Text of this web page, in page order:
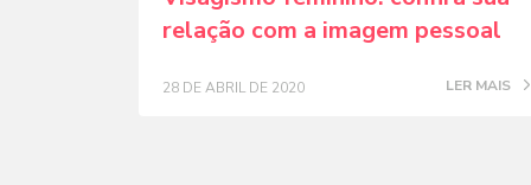
relação com a imagem pessoal
28 DE ABRIL DE 2020 LER MAIS